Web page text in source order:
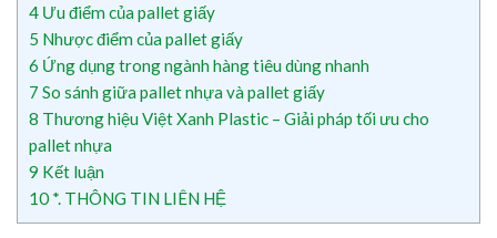
4 Ưu điểm của pallet giấy
5 Nhược điểm của pallet giấy
6 Ứng dụng trong ngành hàng tiêu dùng nhanh
7 So sánh giữa pallet nhựa và pallet giấy
8 Thương hiệu Việt Xanh Plastic – Giải pháp tối ưu cho
pallet nhựa
9 Kết luận
10 *. THÔNG TIN LIÊN HỆ